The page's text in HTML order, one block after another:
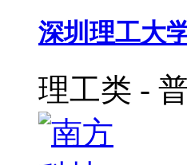
深圳理工大
理工类 -